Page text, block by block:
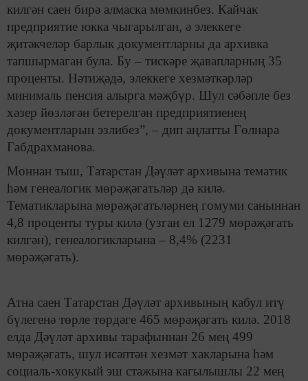
килгән саен бирә алмаска мөмкинбез. Кайчак
предприятие юкка чыгарылган, ә элеккеге
җитәкчеләр барлык документларны да архивка
тапшырмаган була. Бу – тискәре җавапларның 35
проценты. Нәтиҗәдә, элеккеге хезмәткәрләр
минималь пенсия алырга мәҗбүр. Шул сәбәпле без
хәзер йөзләгән бетерелгән предприятиенең
документларын эзлибез”, – дип аңлатты Гөлнара
Габдрахманова.
Моннан тыш, Татарстан Дәүләт архивына тематик
һәм генеалогик мөрәҗәгатьләр дә килә.
Тематикларына мөрәҗәгатьләрнең гомуми саныннан
4,8 проценты туры килә (узган ел 1279 мөрәҗәгать
килгән), генеалогикларына – 8,4% (2231
мөрәҗәгать).
Атна саен Татарстан Дәүләт архивының кабул итү
бүлегенә төрле төрдәге 465 мөрәҗәгать килә. 2018
елда Дәүләт архивы тарафыннан 26 мең 499
мөрәҗәгать, шул исәптән хезмәт хакларына һәм
социаль-хокукый эш стажына кагылышлы 22 мең